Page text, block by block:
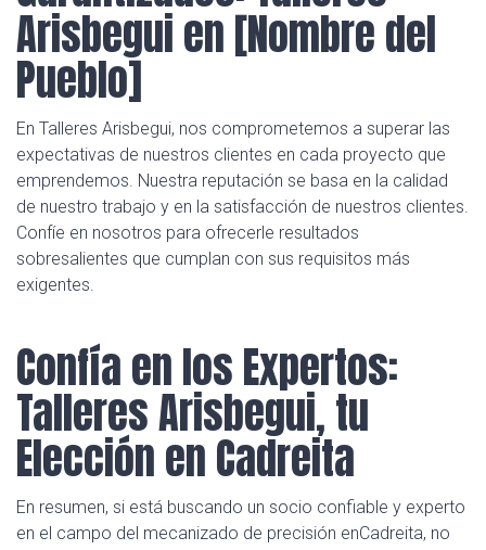
Arisbegui en [Nombre del
Pueblo]
En Talleres Arisbegui, nos comprometemos a superar las
expectativas de nuestros clientes en cada proyecto que
emprendemos. Nuestra reputación se basa en la calidad
de nuestro trabajo y en la satisfacción de nuestros clientes.
Confíe en nosotros para ofrecerle resultados
sobresalientes que cumplan con sus requisitos más
exigentes.
Confía en los Expertos:
Talleres Arisbegui, tu
Elección en Cadreita
En resumen, si está buscando un socio confiable y experto
en el campo del mecanizado de precisión enCadreita, no